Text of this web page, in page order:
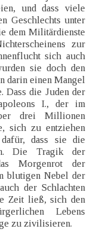
und dass viele
Geschlechts unter
dem Militärdienste
zur
sich auch
sie doch den
darin einen Mangel
Dass die Juden der
I., der im
drei Millionen
sich zu entziehen
dass sie die
Die Tragik der
Morgenrot der
blutigen Nebel der
der Schlachten
Zeit ließ, sich den
Lebens
zu zivilisieren.